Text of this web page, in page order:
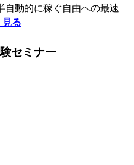
自動的に稼ぐ自由への最速
見る
セミナー